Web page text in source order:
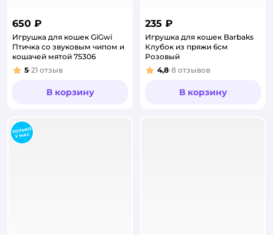
650 ₽
Игрушка для кошек GiGwi
Птичка со звуковым чипом и
кошачей мятой 75306
Рейтинг:
5 21 отзыв
В корзину
235 ₽
Игрушка для кошек Barbaks
Клубок из пряжи 6см
Розовый
Рейтинг:
4,8 8 отзывов
В корзину